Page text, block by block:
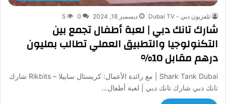
تلفزيون دبي - Dubai TV ديسمبر 18, 2024 0
5
شارك تانك دبي | لعبة أطفال تجمع بين
التكنولوجيا والتطبيق العملي تطالب بمليون
درهم مقابل 10%
Shark Tank Dubai | مع رائدة الأعمال: كريستال سابيلا – Rikbits شارك
تانك دبي شارك تانك دبي | لعبة أطفال…